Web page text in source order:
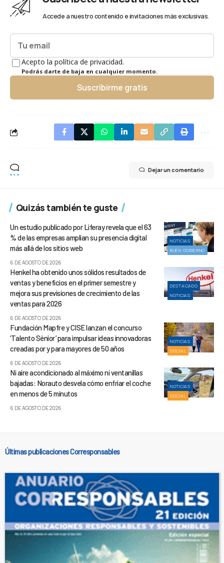
Accede a nuestro contenido e invitaciones más exclusivas.
Acepto la política de privacidad.
Podrás darte de baja en cualquier momento.
Suscribirme gratis
Dejar un comentario
Quizás también te guste
NOTICIAS
BUEN GOBIERNO
Un estudio publicado por Liferay revela que el 63
% de las empresas amplían su presencia digital
más allá de los sitios web
6 DE AGOSTO DE 2026
DESTACADO
NOTICIAS
Henkel ha obtenido unos sólidos resultados de
ventas y beneficios en el primer semestre y
mejora sus previsiones de crecimiento de las
ventas para 2026
6 DE AGOSTO DE 2026
NOTICIAS
SOCIAL
Fundación Mapfre y CISE lanzan el concurso
‘Talento Sénior’ para impulsar ideas innovadoras
creadas por y para mayores de 50 años
6 DE AGOSTO DE 2026
NOTICIAS
SOCIAL
Ni aire acondicionado al máximo ni ventanillas
bajadas: Norauto desvela cómo enfriar el coche
en menos de 5 minutos
6 DE AGOSTO DE 2026
Últimas publicaciones Corresponsables